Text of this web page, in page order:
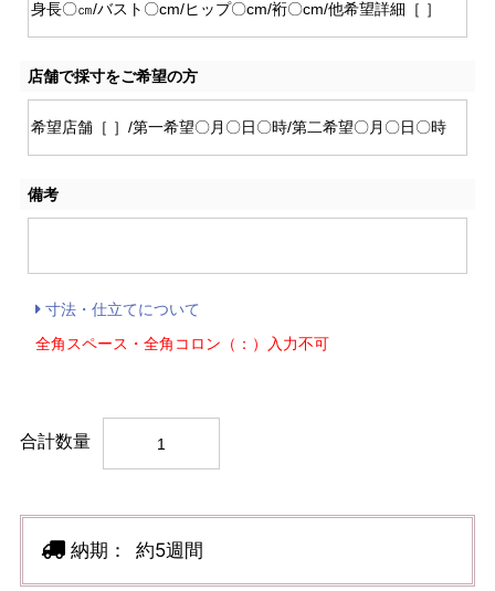
店舗で採寸をご希望の方
備考
寸法・仕立てについて
全角スペース・全角コロン（：）入力不可
合計数量
納期： 約5週間